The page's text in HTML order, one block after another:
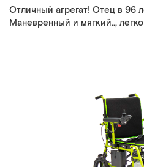
Отличный агрегат! Отец в 96
Маневренный и мягкий..,